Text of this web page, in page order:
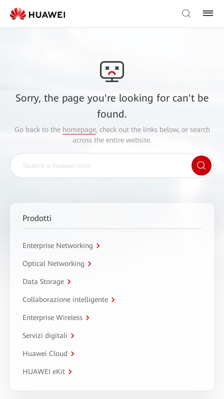
Sorry, the page you're looking for can't be
found.
Go back to the homepage, check out the links below, or search
across the entire website.
Prodotti
Enterprise Networking
Optical Networking
Data Storage
Collaborazione intelligente
Enterprise Wireless
Servizi digitali
Huawei Cloud
HUAWEI eKit